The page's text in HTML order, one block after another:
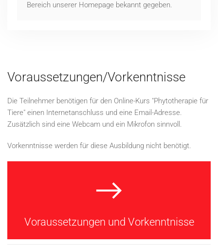
Bereich unserer Homepage bekannt gegeben.
Voraussetzungen/Vorkenntnisse
Die Teilnehmer benötigen für den Online-Kurs "Phytotherapie für
Tiere" einen Internetanschluss und eine Email-Adresse.
Zusätzlich sind eine Webcam und ein Mikrofon sinnvoll.
Vorkenntnisse werden für diese Ausbildung nicht benötigt.
Voraussetzungen und Vorkenntnisse